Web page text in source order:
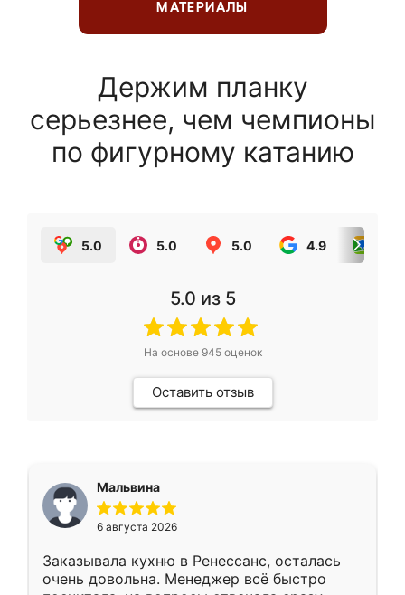
МАТЕРИАЛЫ
Держим планку
серьезнее, чем чемпионы
по фигурному катанию
5.0 5.0 5.0 4.9
5.0 из 5
На основе 945оценок
Оставить отзыв
Мальвина
6 августа 2026
Заказывала кухню в Ренессанс, осталась
очень довольна. Менеджер всё быстро